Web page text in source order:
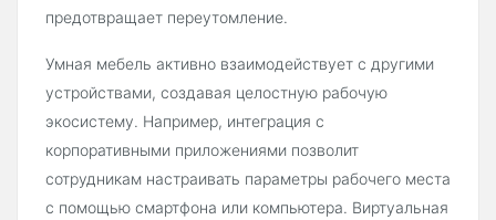
предотвращает переутомление.
Умная мебель активно взаимодействует с другими
устройствами, создавая целостную рабочую
экосистему. Например, интеграция с
корпоративными приложениями позволит
сотрудникам настраивать параметры рабочего места
с помощью смартфона или компьютера. Виртуальная